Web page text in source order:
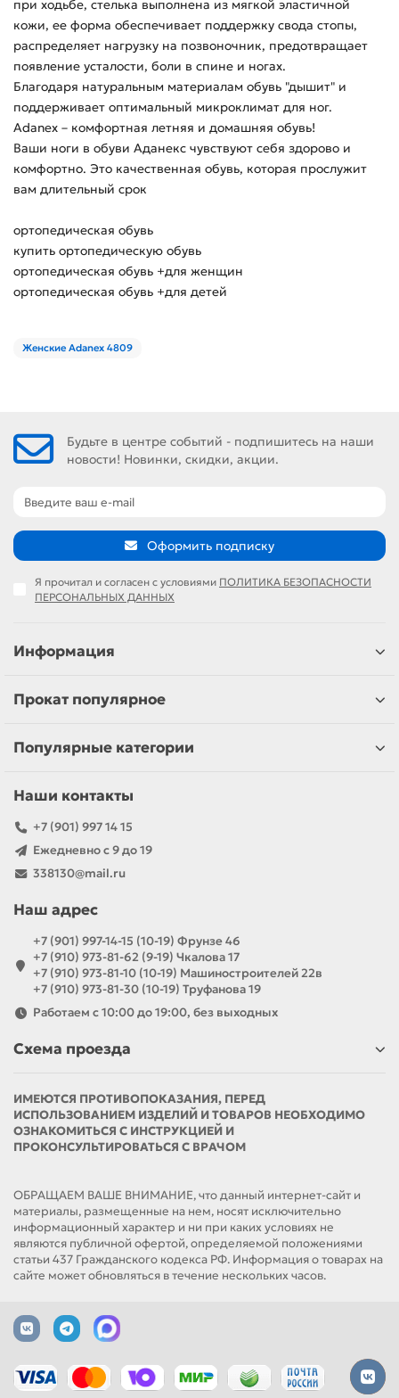
при ходьбе, стелька выполнена из мягкой эластичной
кожи, ее форма обеспечивает поддержку свода стопы,
распределяет нагрузку на позвоночник, предотвращает
появление усталости, боли в спине и ногах.
Благодаря натуральным материалам обувь "дышит" и
поддерживает оптимальный микроклимат для ног.
Adanex – комфортная летняя и домашняя обувь!
Ваши ноги в обуви Аданекс чувствуют себя здорово и
комфортно. Это качественная обувь, которая прослужит
вам длительный срок
ортопедическая обувь
купить ортопедическую обувь
ортопедическая обувь +для женщин
ортопедическая обувь +для детей
Женские Adanex 4809
Будьте в центре событий - подпишитесь на наши
новости! Новинки, скидки, акции.
Оформить подписку
Я прочитал и согласен с условиями ПОЛИТИКА БЕЗОПАСНОСТИ
ПЕРСОНАЛЬНЫХ ДАННЫХ
Информация
Прокат популярное
Популярные категории
Наши контакты
+7 (901) 997 14 15
Ежедневно с 9 до 19
338130@mail.ru
Наш адрес
+7 (901) 997-14-15 (10-19) Фрунзе 46
+7 (910) 973-81-62 (9-19) Чкалова 17
+7 (910) 973-81-10 (10-19) Машиностроителей 22в
+7 (910) 973-81-30 (10-19) Труфанова 19
Работаем с 10:00 до 19:00, без выходных
Схема проезда
ИМЕЮТСЯ ПРОТИВОПОКАЗАНИЯ, ПЕРЕД
ИСПОЛЬЗОВАНИЕМ ИЗДЕЛИЙ И ТОВАРОВ НЕОБХОДИМО
ОЗНАКОМИТЬСЯ С ИНСТРУКЦИЕЙ И
ПРОКОНСУЛЬТИРОВАТЬСЯ С ВРАЧОМ
ОБРАЩАЕМ ВАШЕ ВНИМАНИЕ, что данный интернет-сайт и
материалы, размещенные на нем, носят исключительно
информационный характер и ни при каких условиях не
являются публичной офертой, определяемой положениями
статьи 437 Гражданского кодекса РФ. Информация о товарах на
сайте может обновляться в течение нескольких часов.